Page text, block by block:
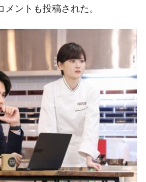
ントも投稿された。